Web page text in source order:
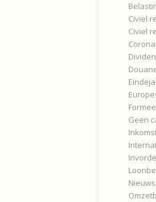
Civiel
Civiel
Geen
Nieuws